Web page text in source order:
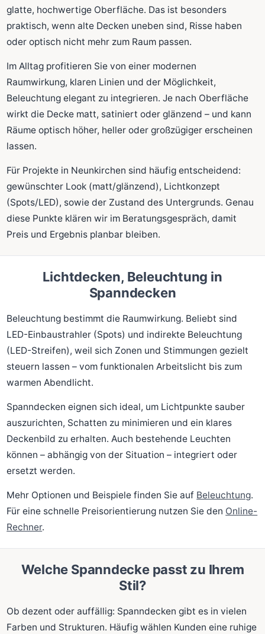
glatte, hochwertige Oberfläche. Das ist besonders
praktisch, wenn alte Decken uneben sind, Risse haben
oder optisch nicht mehr zum Raum passen.
Im Alltag profitieren Sie von einer modernen
Raumwirkung, klaren Linien und der Möglichkeit,
Beleuchtung elegant zu integrieren. Je nach Oberfläche
wirkt die Decke matt, satiniert oder glänzend – und kann
Räume optisch höher, heller oder großzügiger erscheinen
lassen.
Für Projekte in Neunkirchen sind häufig entscheidend:
gewünschter Look (matt/glänzend), Lichtkonzept
(Spots/LED), sowie der Zustand des Untergrunds. Genau
diese Punkte klären wir im Beratungsgespräch, damit
Preis und Ergebnis planbar bleiben.
Lichtdecken, Beleuchtung in
Spanndecken
Beleuchtung bestimmt die Raumwirkung. Beliebt sind
LED-Einbaustrahler (Spots) und indirekte Beleuchtung
(LED-Streifen), weil sich Zonen und Stimmungen gezielt
steuern lassen – vom funktionalen Arbeitslicht bis zum
warmen Abendlicht.
Spanndecken eignen sich ideal, um Lichtpunkte sauber
auszurichten, Schatten zu minimieren und ein klares
Deckenbild zu erhalten. Auch bestehende Leuchten
können – abhängig von der Situation – integriert oder
ersetzt werden.
Mehr Optionen und Beispiele finden Sie auf Beleuchtung.
Für eine schnelle Preisorientierung nutzen Sie den Online-
Rechner.
Welche Spanndecke passt zu Ihrem
Stil?
Ob dezent oder auffällig: Spanndecken gibt es in vielen
Farben und Strukturen. Häufig wählen Kunden eine ruhige